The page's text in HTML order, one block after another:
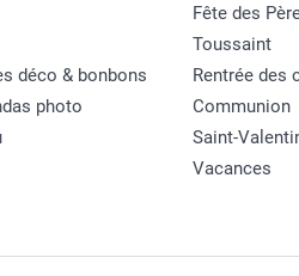
déco & bonbons
photo
Fête des
Toussaint
Rentrée des
Communion
Saint-
Vacances